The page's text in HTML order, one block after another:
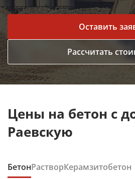
Оставить
Рассчитать
Цены на бетон с
Раевскую
БетонРастворКерамзитобетон